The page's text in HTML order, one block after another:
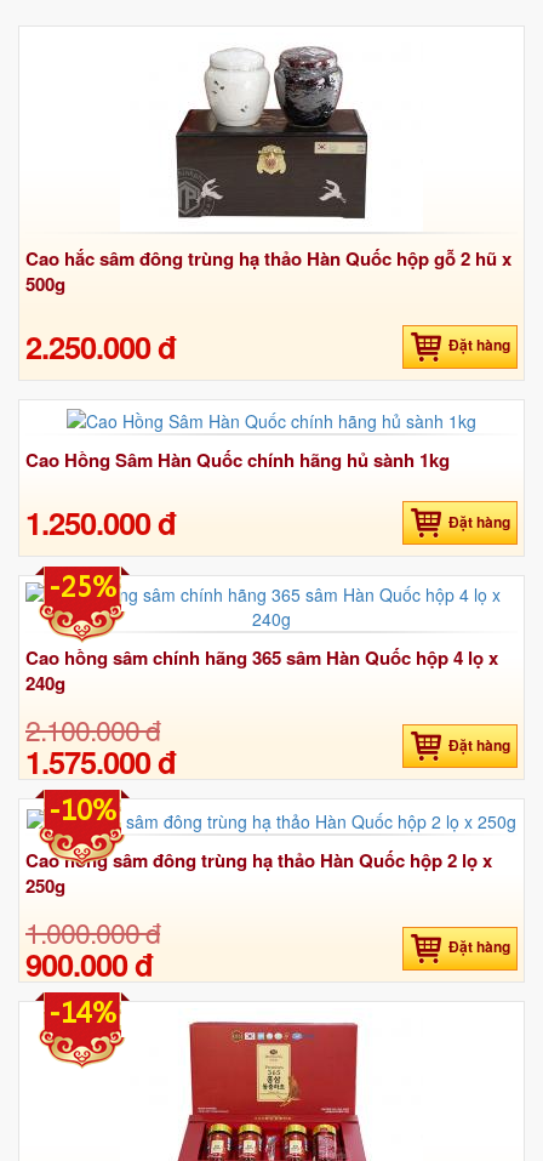
tác dụng cao sâm hàn quốc
tác dụng sâm hàn quốc
Cao hắc sâm đông trùng hạ thảo Hàn Quốc hộp gỗ 2 hũ x
500g
2.250.000 đ Đặt hàng
Cao Hồng Sâm Hàn Quốc chính hãng hủ sành 1kg
1.250.000 đ Đặt hàng
Cao hồng sâm chính hãng 365 sâm Hàn Quốc hộp 4 lọ x
240g
2.100.000 đ
1.575.000 đ Đặt hàng
-25%
Cao hồng sâm đông trùng hạ thảo Hàn Quốc hộp 2 lọ x
250g
1.000.000 đ
900.000 đ Đặt hàng
-10%
-14%